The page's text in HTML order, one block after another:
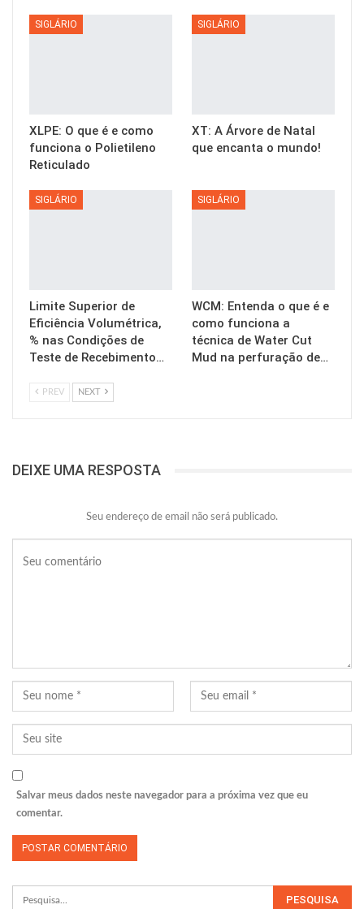
SIGLÁRIO
XLPE: O que é e como
funciona o Polietileno
Reticulado
SIGLÁRIO
XT: A Árvore de Natal
que encanta o mundo!
SIGLÁRIO
Limite Superior de
Eficiência Volumétrica,
% nas Condições de
Teste de Recebimento…
SIGLÁRIO
WCM: Entenda o que é e
como funciona a
técnica de Water Cut
Mud na perfuração de…
PREV NEXT
DEIXE UMA RESPOSTA
Seu endereço de email não será publicado.
Salvar meus dados neste navegador para a próxima vez que eu
comentar.